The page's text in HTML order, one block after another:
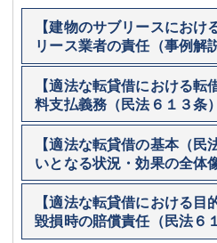
【建物のサブリースにお
リース業者の責任（事例解
【適法な転貸借における
料支払義務（民法６１３条
【適法な転貸借の基本（
いとなる状況・効果の全体
【適法な転貸借における
毀損時の賠償責任（民法６